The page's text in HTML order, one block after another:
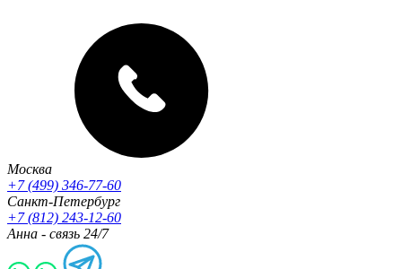
Москва
+7 (499) 346-77-60
Санкт-Петербург
+7 (812) 243-12-60
Анна - связь 24/7